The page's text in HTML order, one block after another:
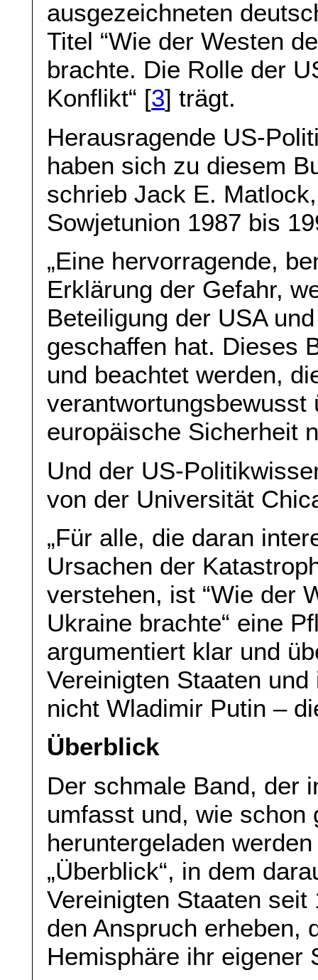
ausgezeichneten
Titel “Wie der Westen
brachte. Die Rolle der
Konflikt“ [3] trägt.
Herausragende US-
haben sich zu diesem
schrieb Jack E.
Sowjetunion 1987 bis
„Eine hervorragende,
Erklärung der Gefahr,
Beteiligung der USA
geschaffen hat. Dieses
und beachtet werden,
verantwortungsbewusst
europäische Sicherheit
Und der US-
von der Universität
„Für alle, die daran
Ursachen der
verstehen, ist “Wie der
Ukraine brachte“ eine
argumentiert klar und
Vereinigten Staaten
nicht Wladimir Putin –
Überblick
Der schmale Band, der
umfasst und, wie schon
heruntergeladen
„Überblick“, in dem
Vereinigten Staaten seit
den Anspruch erheben,
Hemisphäre ihr eigener